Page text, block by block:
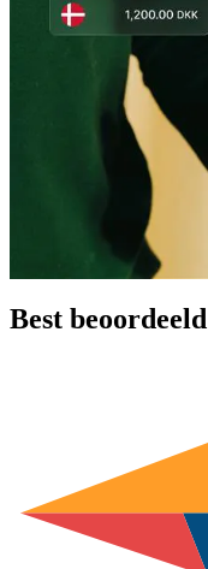
Best beoordeeld